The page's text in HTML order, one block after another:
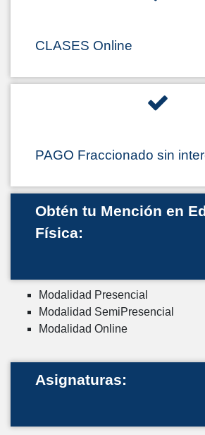
CLASES Online
PAGO Fraccionado sin
Obtén tu Mención en
Física:
Modalidad Presencial
Modalidad SemiPresencial
Modalidad Online
Asignaturas: